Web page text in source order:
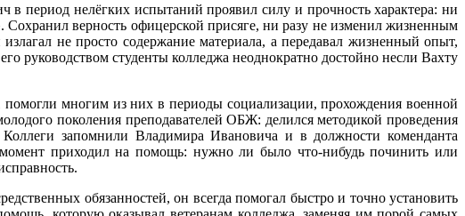
период нелёгких испытаний проявил силу и прочность характера: ни
верность офицерской присяге, ни разу не изменил жизненным
не просто содержание материала, а передавал жизненный опыт,
руководством студенты колледжа неоднократно достойно несли Вахту
многим из них в периоды социализации, прохождения военной
поколения преподавателей ОБЖ: делился методикой проведения
запомнили Владимира Ивановича и в должности коменданта
приходил на помощь: нужно ли было что-нибудь починить или
обязанностей, он всегда помогал быстро и точно установить